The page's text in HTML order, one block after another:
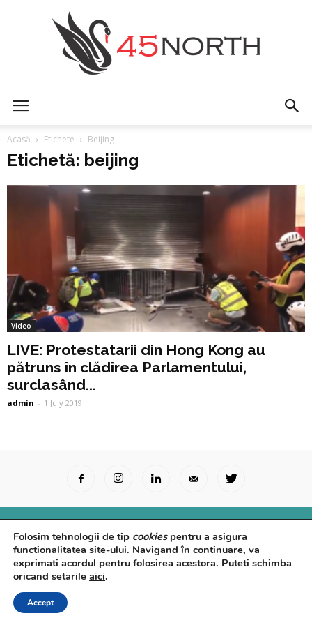
Acasă Etichete Beijing
Etichetă: beijing
Video
LIVE: Protestatarii din Hong Kong au
pătruns în clădirea Parlamentului,
surclasând...
admin - 1 July 2019
Surse Primare Analize Interviuri
Video
Rapoarte epidemiologice
Despre noi Confidențialitate
© Powered byControl F5
Folosim tehnologii de tip cookiespentru a asigura
functionalitatea site-ului. Navigand în continuare, va
exprimati acordul pentru folosirea acestora. Puteti schimba
oricand setarile aici.
Accept